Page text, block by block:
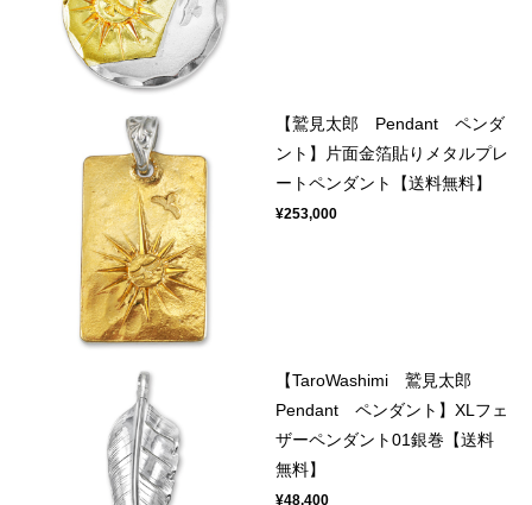
【鷲見太郎 Pendant ペンダ
ント】片面金箔貼りメタルプレ
ートペンダント【送料無料】
¥253,000
【TaroWashimi 鷲見太郎
Pendant ペンダント】XLフェ
ザーペンダント01銀巻【送料
無料】
¥48,400